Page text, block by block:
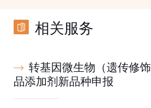
相关服务
转基因微生物（遗传修
品添加剂新品种申报